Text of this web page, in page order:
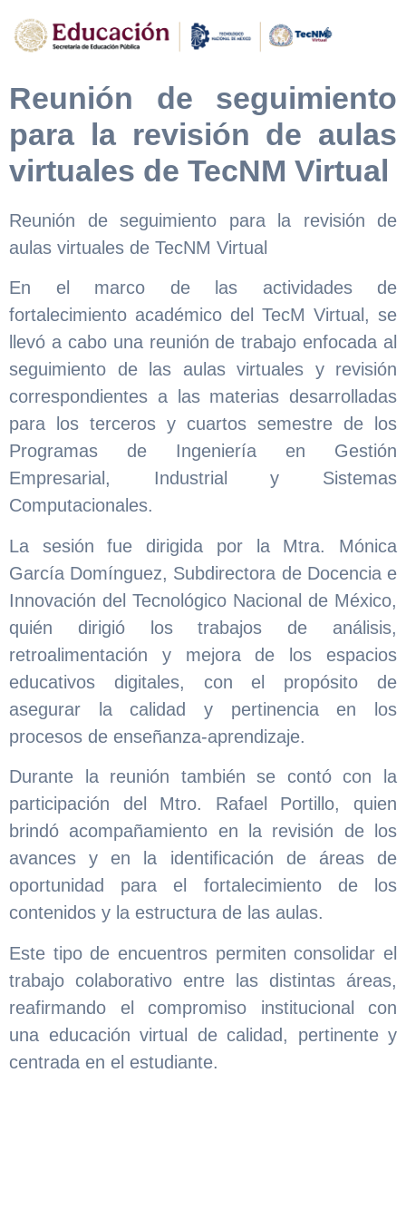
Reunión de seguimiento
para la revisión de aulas
virtuales de TecNM Virtual
Reunión de seguimiento para la revisión de
aulas virtuales de TecNM Virtual
En el marco de las actividades de
fortalecimiento académico del TecM Virtual, se
llevó a cabo una reunión de trabajo enfocada al
seguimiento de las aulas virtuales y revisión
correspondientes a las materias desarrolladas
para los terceros y cuartos semestre de los
Programas de Ingeniería en Gestión
Empresarial, Industrial y Sistemas
Computacionales.
La sesión fue dirigida por la Mtra. Mónica
García Domínguez, Subdirectora de Docencia e
Innovación del Tecnológico Nacional de México,
quién dirigió los trabajos de análisis,
retroalimentación y mejora de los espacios
educativos digitales, con el propósito de
asegurar la calidad y pertinencia en los
procesos de enseñanza-aprendizaje.
Durante la reunión también se contó con la
participación del Mtro. Rafael Portillo, quien
brindó acompañamiento en la revisión de los
avances y en la identificación de áreas de
oportunidad para el fortalecimiento de los
contenidos y la estructura de las aulas.
Este tipo de encuentros permiten consolidar el
trabajo colaborativo entre las distintas áreas,
reafirmando el compromiso institucional con
una educación virtual de calidad, pertinente y
centrada en el estudiante.